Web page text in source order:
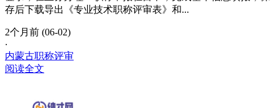
存后下载导出《专业技术职称评审表》和...
2个月前 (06-02)
·
内蒙古职称评审
阅读全文